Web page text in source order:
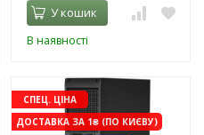
У кошик
В наявності
СПЕЦ. ЦІНА
ДОСТАВКА ЗА 1₴ (ПО КИЄВУ)